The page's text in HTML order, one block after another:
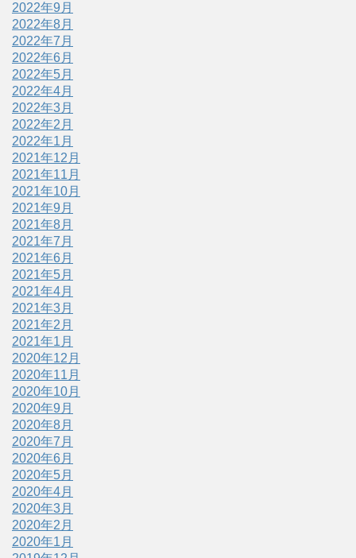
2022年9月
2022年8月
2022年7月
2022年6月
2022年5月
2022年4月
2022年3月
2022年2月
2022年1月
2021年12月
2021年11月
2021年10月
2021年9月
2021年8月
2021年7月
2021年6月
2021年5月
2021年4月
2021年3月
2021年2月
2021年1月
2020年12月
2020年11月
2020年10月
2020年9月
2020年8月
2020年7月
2020年6月
2020年5月
2020年4月
2020年3月
2020年2月
2020年1月